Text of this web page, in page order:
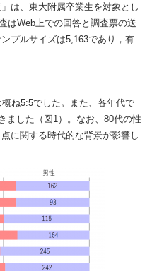
は、東大附属卒業生を対象とし
はWeb上での回答と調査票の送
プルサイズは5,163であり，有
ね5:5でした。また、各年代で
ました（図1）。なお、80代の性
に関する時代的な背景が影響し